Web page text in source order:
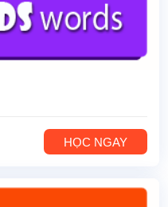
HỌC NGAY